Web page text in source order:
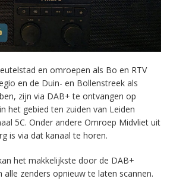
en omroepen als Bo en RTV
en de Duin- en Bollenstreek als
zijn via DAB+ te ontvangen op
het gebied ten zuiden van Leiden
5C. Onder andere Omroep Midvliet uit
is via dat kanaal te horen.
het makkelijkste door de DAB+
zenders opnieuw te laten scannen.